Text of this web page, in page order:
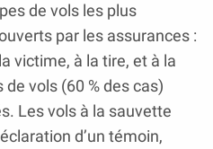
de vols les plus
par les assurances :
victime, à la tire, et à la
vols (60 % des cas)
Les vols à la sauvette
d’un témoin,